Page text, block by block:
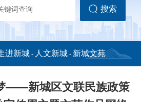
搜索
政务公开
进新城- 人文新城- 新城文苑
——新城区文联民族政策